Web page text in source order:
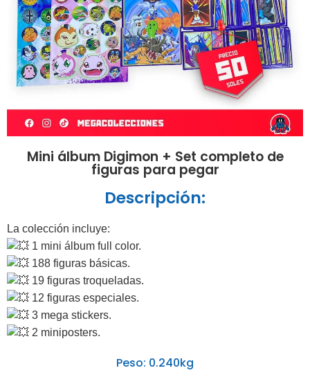
Mini álbum Digimon + Set completo de
figuras para pegar
Descripción:
La colección incluye:
1 mini álbum full color.
188 figuras básicas.
19 figuras troqueladas.
12 figuras especiales.
3 mega stickers.
2 miniposters.
Peso: 0.240kg